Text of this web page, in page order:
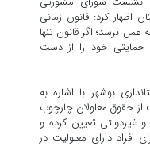
اظهار کرد: قانون زمانی
عمل برسد؛ اگر قانون تنها
حمایتی خود را از دست
بوشهر با اشاره به
از حقوق معلولان چارچوب
تعیین کرده و
دارای معلولیت در